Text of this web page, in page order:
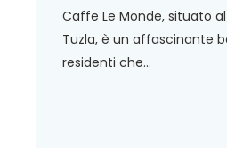
Caffe Le Monde, situato
Tuzla, è un affascinante
residenti che...